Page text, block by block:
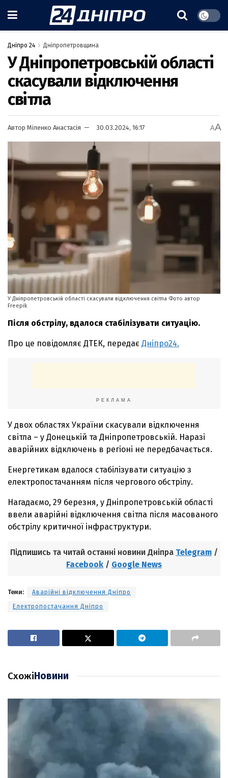
Дніпро 24 Дніпропетровщина
У Дніпропетровській області
скасували відключення
світла
Автор Міленко Анастасія 30.03.2024, 16:17 AA
У Дніпропетровській області скасували відключення світла Фото автор
Freepik
Після обстрілу, вдалося стабілізувати ситуацію.
Про це повідомляє ДТЕК, передає Дніпро24.
РЕКЛАМА
У двох областях України скасували відключення
світла – у Донецькій та Дніпропетровській. Наразі
аварійних відключень в регіоні не передбачається.
Енергетикам вдалося стабілізувати ситуацію з
електропостачанням після чергового обстрілу.
Нагадаємо, 29 березня, у Дніпропетровській області
ввели аварійні відключення світла після масованого
обстрілу критичної інфраструктури.
Підпишись та читай останні новини Дніпра Telegram /
Facebook / Google News
Теми:
Аварійні відключення Дніпро
Електропостачання Дніпро
СхожіНовини